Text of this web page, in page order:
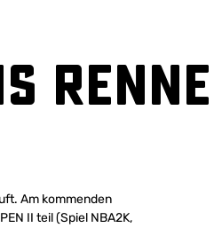
Am kommenden
II teil (Spiel NBA2K,